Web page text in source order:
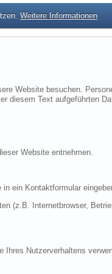
Weitere Informationen
Website besuchen.
diesem Text aufgeführten
Website entnehmen.
ein Kontaktformular
(z.B. Internetbrowser,
Nutzerverhaltens